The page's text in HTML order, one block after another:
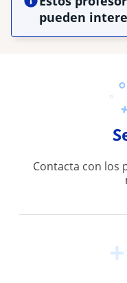
pueden
Contacta con los